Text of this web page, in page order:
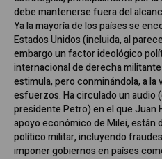
debe mantenerse fuera del
Ya la mayoría de los países se
Estados Unidos (incluida, al
embargo un factor ideológico
internacional de derecha
estimula, pero conminándola, a la
esfuerzos. Ha circulado un audio
presidente Petro) en el que Juan
apoyo económico de Milei, están
político militar, incluyendo
imponer gobiernos en países